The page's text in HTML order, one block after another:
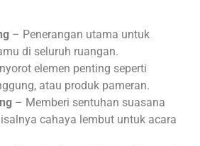
– Penerangan utama untuk
di seluruh ruangan.
elemen penting seperti
atau produk pameran.
– Memberi sentuhan suasana
cahaya lembut untuk acara